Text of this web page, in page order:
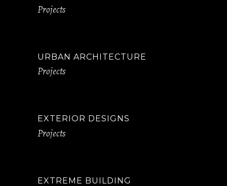
Projects
URBAN ARCHITECTURE
Projects
EXTERIOR DESIGNS
Projects
EXTREME BUILDING